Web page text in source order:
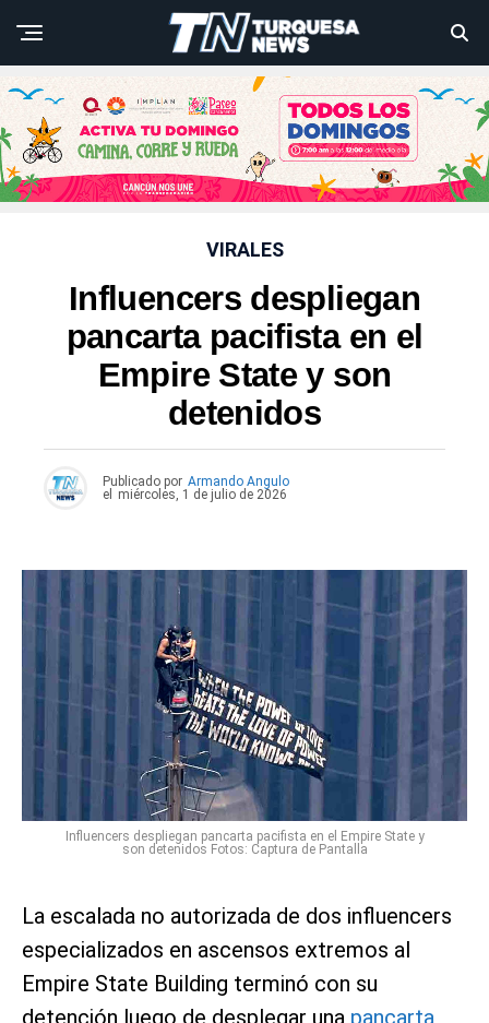
VIRALES
Influencers despliegan
pancarta pacifista en el
Empire State y son
detenidos
Publicado por Armando Angulo
el
miércoles, 1 de julio de 2026
Influencers despliegan pancarta pacifista en el Empire State y
son detenidos Fotos: Captura de Pantalla
La escalada no autorizada de dos influencers
especializados en ascensos extremos al
Empire State Building terminó con su
detención luego de desplegar una pancarta